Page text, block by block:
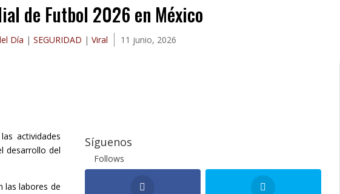
de Futbol 2026 en México
Día | SEGURIDAD | Viral 11 junio, 2026
actividades
desarrollo del
las labores de
Síguenos
Follows